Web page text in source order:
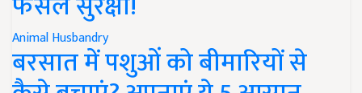
Animal Husbandry
बरसात में पशुओं को बीमारियों से